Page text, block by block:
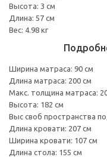
Высота: 3 см
Длина: 57 см
Вес: 4.98 кг
Ширина матраса: 90 см
Длина матраса: 200 см
Макс. толщина матраса:
Высота: 182 см
Выс своб пространства
Длина кровати: 207 см
Ширина кровати: 107 см
Длина стола: 155 см